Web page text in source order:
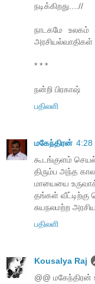
நடிக்கிறது....//
நாடகமே உலகம்
* * *
நன்றி பிரகாஷ்
பதிலளி
மகேந்திரன் 4:28
கூடங்குளம்
திரும்ப அந்த
மாயையை
தங்கள் வீட்டிற்கு
சுயநலமற்ற
பதிலளி
Kousalya Raj
@@ மகேந்திரன்